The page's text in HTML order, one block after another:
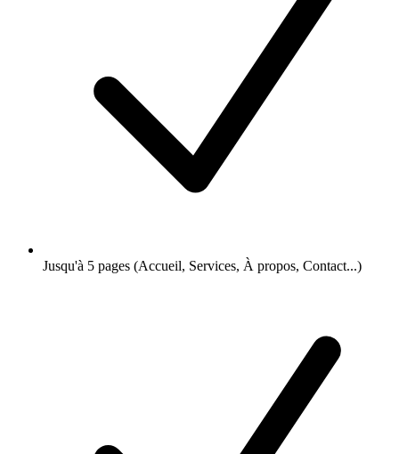
Jusqu'à 5 pages (Accueil, Services, À propos, Contact...)